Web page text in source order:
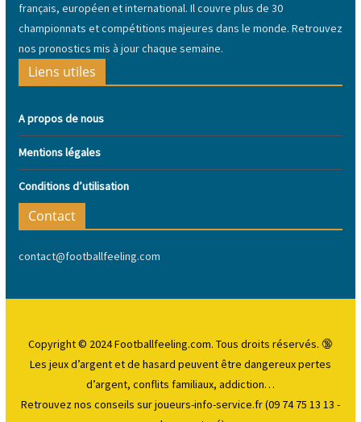
français, européen et international. Il couvre plus de 30
championnats et compétitions majeures dans le monde. Retrouvez
nos pronostics mis à jour chaque semaine.
Liens utiles
A propos de nous
Mentions légales
Conditions d’utilisation
Contact
contact@footballfeeling.com
Copyright © 2024 Footballfeeling.com. Tous droits réservés. 🔞
Les jeux d’argent et de hasard peuvent être dangereuxpertes
d’argent, conflits familiaux, addiction…
Retrouvez nos conseils sur joueurs-info-service.fr (09 74 75 13 13 -